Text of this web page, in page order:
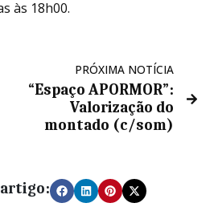
às 18h00.
PRÓXIMA NOTÍCIA
“Espaço APORMOR”:
Valorização do
montado (c/som)